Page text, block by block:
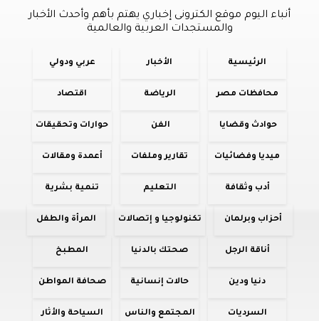
أنباء اليوم موقع الكترونى إخباري يهتم بأهم وأحدث الأخبار
والمستجدات العربية والعالمية
الرئيسية الأخبار عربي ودولي
محافظات مصر الرياضة اقتصاد
حوادث وقضايا الفن حوارات وتحقيقات
ميديا وفضائيات تقارير وملفات أعمدة ومقالات
أدب وثقافة التعليم تنمية بشرية
أحزاب وبرلمان تكنولوجيا و إتصالات المرأة والطفل
أناقة الرجل صحتك بالدنيا المطبخ
دنيا ودين حالات إنسانية صحافة المواطن
السرديات المجتمع والناس السياحة والأثار